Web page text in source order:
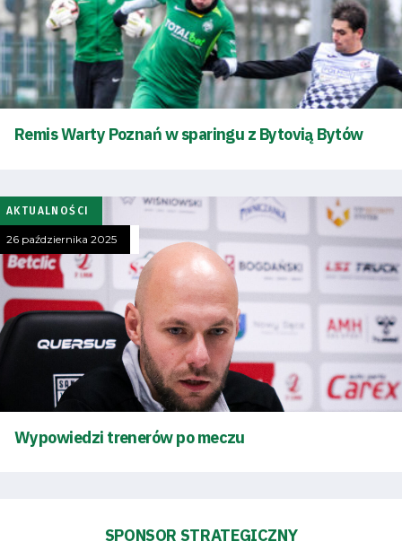
Tryb
oszczędności
energii
Dostępność
Remis Warty Poznań w sparingu z Bytovią Bytów
AKTUALNOŚCI
26 października 2025
Wypowiedzi trenerów po meczu
SPONSOR STRATEGICZNY